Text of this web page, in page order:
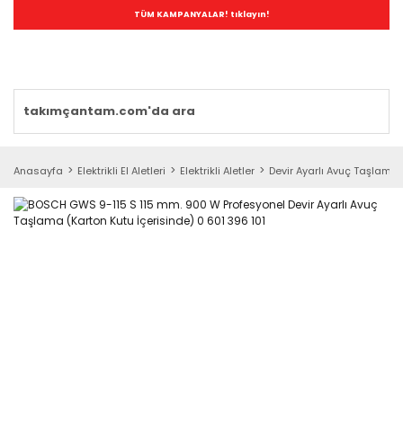
TÜM KAMPANYALAR! tıklayın!
Anasayfa Elektrikli El Aletleri Elektrikli Aletler Devir Ayarlı Avuç